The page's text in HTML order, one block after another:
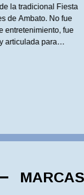
la tradicional Fiesta
de Ambato. No fue
entretenimiento, fue
articulada para
su función más